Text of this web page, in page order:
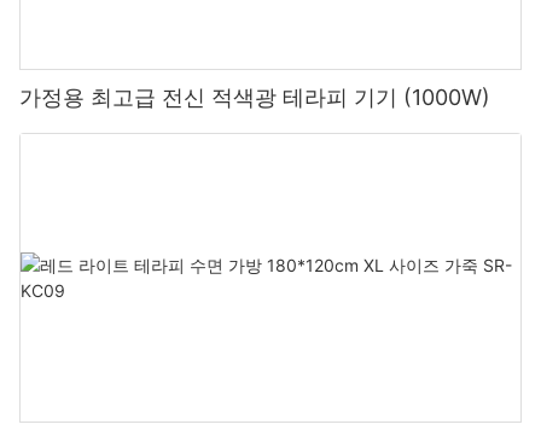
가정용 최고급 전신 적색광 테라피 기기 (1000W)